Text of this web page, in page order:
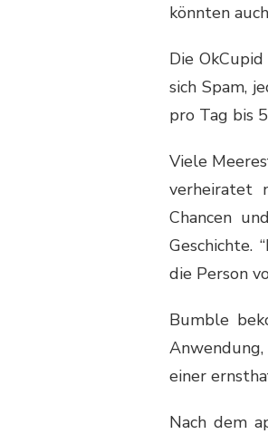
könnten
Die
sich Spam,
pro Tag bis
Viele
verheiratet
Chancen
Geschichte.
die Person
Bumble
einer
Nach dem